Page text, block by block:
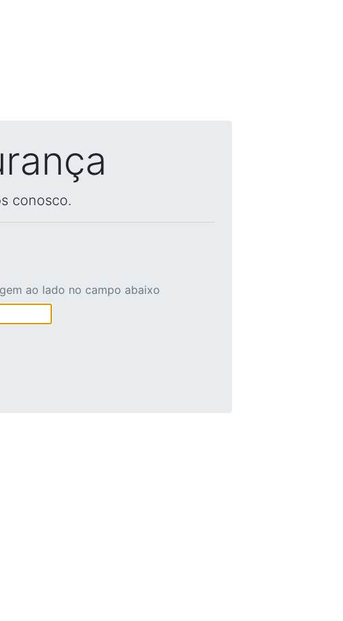
conosco.
ao lado no campo abaixo